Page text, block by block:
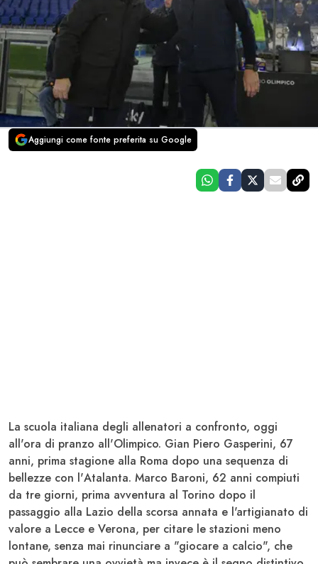
Aggiungi come fonte preferita su Google
La scuola italiana degli allenatori a confronto, oggi
all'ora di pranzo all'Olimpico. Gian Piero Gasperini, 67
anni, prima stagione alla Roma dopo una sequenza di
bellezze con l'Atalanta. Marco Baroni, 62 anni compiuti
da tre giorni, prima avventura al Torino dopo il
passaggio alla Lazio della scorsa annata e l'artigianato di
valore a Lecce e Verona, per citare le stazioni meno
lontane, senza mai rinunciare a "giocare a calcio", che